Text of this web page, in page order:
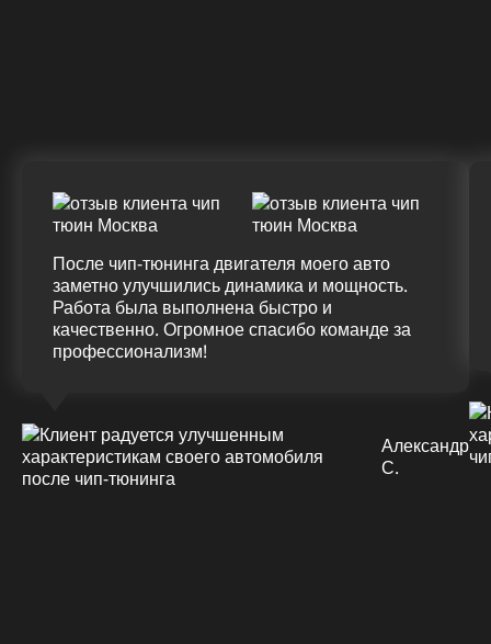
После чип-тюнинга двигателя моего авто
заметно улучшились динамика и мощность.
Работа была выполнена быстро и
качественно. Огромное спасибо команде за
профессионализм!
Александр
С.